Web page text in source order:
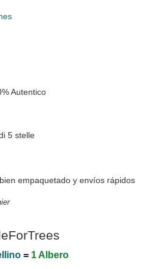
Autentico
5 stelle
empaquetado y envíos rápidos
= 1 Albero